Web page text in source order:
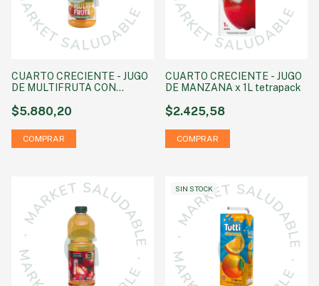
CUARTO CRECIENTE - JUGO
DE MULTIFRUTA CON
$5.880,20
CUARTO CRECIENTE - JUGO
DE MANZANA x 1L tetrapack
$2.425,58
SIN STOCK